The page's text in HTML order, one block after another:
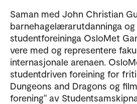
Saman med John Christian
barnehagelærarutdanninga og
studentforeininga OsloMet
vere med og representere
internasjonale arenaen.
studentdriven foreining for
Dungeons and Dragons og
forening" av